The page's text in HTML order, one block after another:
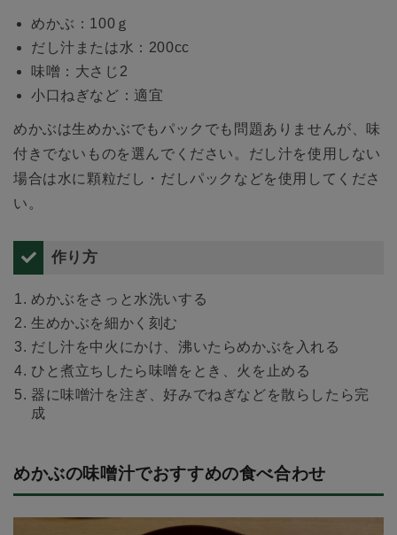
めかぶ：100ｇ
だし汁または水：200cc
味噌：大さじ2
小口ねぎなど：適宜
めかぶは生めかぶでもパックでも問題ありませんが、味
付きでないものを選んでください。だし汁を使用しない
場合は水に顆粒だし・だしパックなどを使用してくださ
い。
作り方
めかぶをさっと水洗いする
生めかぶを細かく刻む
だし汁を中火にかけ、沸いたらめかぶを入れる
ひと煮立ちしたら味噌をとき、火を止める
器に味噌汁を注ぎ、好みでねぎなどを散らしたら完
成
めかぶの味噌汁でおすすめの食べ合わせ